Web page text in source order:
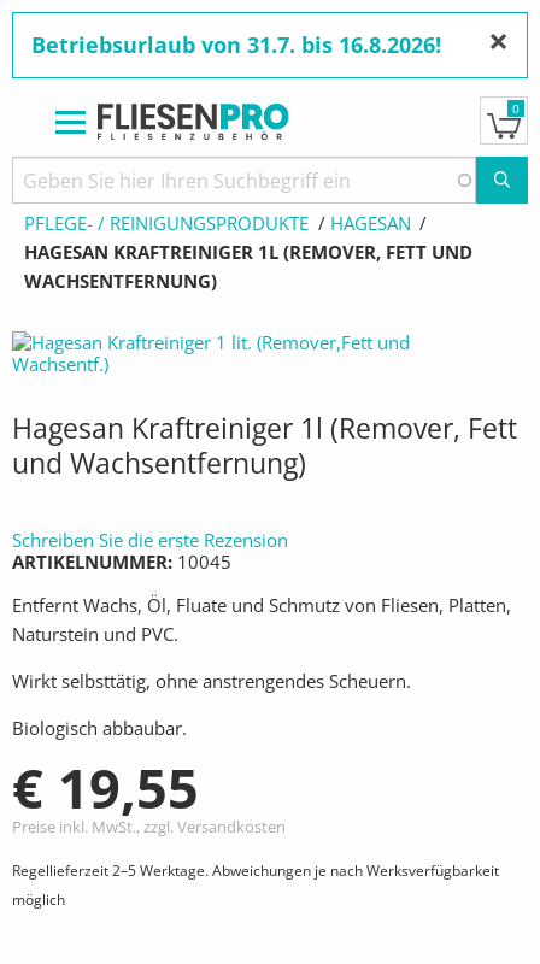
zum
Inhalt
Betriebsurlaub von 31.7. bis 16.8.2026! ×
0
Pfadnavigation
STARTSEITE
PRODUKTE
PFLEGE- / REINIGUNGSPRODUKTE
HAGESAN
AKTUELL:
HAGESAN KRAFTREINIGER 1L (REMOVER, FETT UND
WACHSENTFERNUNG)
Hagesan Kraftreiniger 1l (Remover, Fett
und Wachsentfernung)
Schreiben Sie die erste Rezension
ARTIKELNUMMER 10045
Entfernt Wachs, Öl, Fluate und Schmutz von Fliesen, Platten,
Naturstein und PVC.
Wirkt selbsttätig, ohne anstrengendes Scheuern.
Biologisch abbaubar.
€ 19,55
Preise inkl. MwSt., zzgl. Versandkosten
Regellieferzeit 2–5 Werktage. Abweichungen je nach Werksverfügbarkeit
möglich